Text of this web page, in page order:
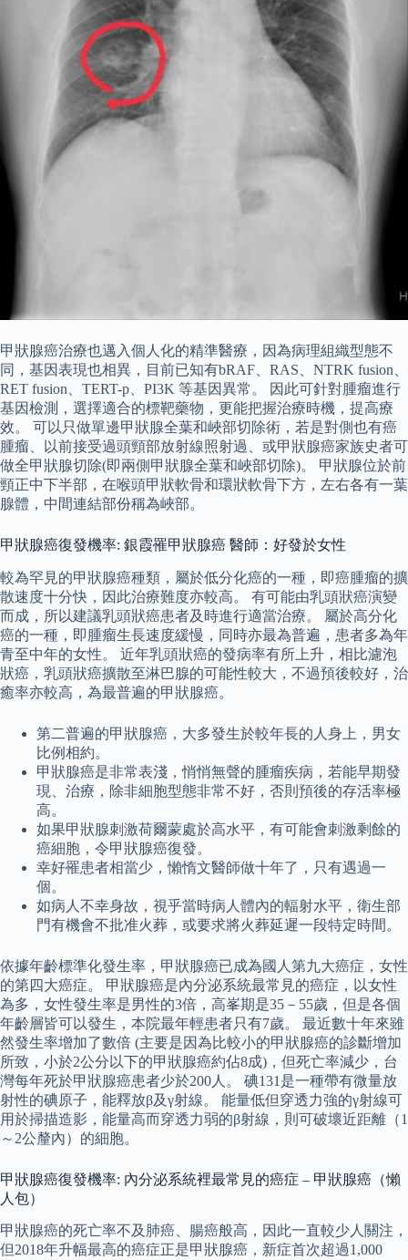
甲狀腺癌治療也邁入個人化的精準醫療，因為病理組織型態不
同，基因表現也相異，目前已知有bRAF、RAS、NTRK fusion、
RET fusion、TERT-p、PI3K 等基因異常。 因此可針對腫瘤進行
基因檢測，選擇適合的標靶藥物，更能把握治療時機，提高療
效。 可以只做單邊甲狀腺全葉和峽部切除術，若是對側也有癌
腫瘤、以前接受過頭頸部放射線照射過、或甲狀腺癌家族史者可
做全甲狀腺切除(即兩側甲狀腺全葉和峽部切除)。 甲狀腺位於前
頸正中下半部，在喉頭甲狀軟骨和環狀軟骨下方，左右各有一葉
腺體，中間連結部份稱為峽部。
甲狀腺癌復發機率: 銀霞罹甲狀腺癌 醫師：好發於女性
較為罕見的甲狀腺癌種類，屬於低分化癌的一種，即癌腫瘤的擴
散速度十分快，因此治療難度亦較高。 有可能由乳頭狀癌演變
而成，所以建議乳頭狀癌患者及時進行適當治療。 屬於高分化
癌的一種，即腫瘤生長速度緩慢，同時亦最為普遍，患者多為年
青至中年的女性。 近年乳頭狀癌的發病率有所上升，相比濾泡
狀癌，乳頭狀癌擴散至淋巴腺的可能性較大，不過預後較好，治
癒率亦較高，為最普遍的甲狀腺癌。
第二普遍的甲狀腺癌，大多發生於較年長的人身上，男女
比例相約。
甲狀腺癌是非常表淺，悄悄無聲的腫瘤疾病，若能早期發
現、治療，除非細胞型態非常不好，否則預後的存活率極
高。
如果甲狀腺刺激荷爾蒙處於高水平，有可能會刺激剩餘的
癌細胞，令甲狀腺癌復發。
幸好罹患者相當少，懶惰文醫師做十年了，只有遇過一
個。
如病人不幸身故，視乎當時病人體內的輻射水平，衛生部
門有機會不批准火葬，或要求將火葬延遲一段特定時間。
依據年齡標準化發生率，甲狀腺癌已成為國人第九大癌症，女性
的第四大癌症。 甲狀腺癌是內分泌系統最常見的癌症，以女性
為多，女性發生率是男性的3倍，高峯期是35－55歲，但是各個
年齡層皆可以發生，本院最年輕患者只有7歲。 最近數十年來雖
然發生率增加了數倍 (主要是因為比較小的甲狀腺癌的診斷增加
所致，小於2公分以下的甲狀腺癌約佔8成)，但死亡率減少，台
灣每年死於甲狀腺癌患者少於200人。 碘131是一種帶有微量放
射性的碘原子，能釋放β及γ射線。 能量低但穿透力強的γ射線可
用於掃描造影，能量高而穿透力弱的β射線，則可破壞近距離（1
～2公釐內）的細胞。
甲狀腺癌復發機率: 內分泌系統裡最常見的癌症 – 甲狀腺癌（懶
人包）
甲狀腺癌的死亡率不及肺癌、腸癌般高，因此一直較少人關注，
但2018年升幅最高的癌症正是甲狀腺癌，新症首次超過1,000